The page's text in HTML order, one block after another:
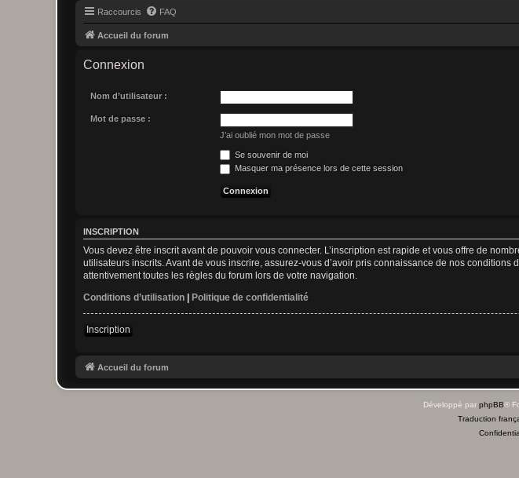
Raccourcis FAQ
Accueil du forum
Connexion
Nom d’utilisateur :
Mot de passe :
J’ai oublié mon mot de passe
Se souvenir de moi
Masquer ma présence lors de cette session
INSCRIPTION
Vous devez être inscrit avant de pouvoir vous connecter. L’inscription est rapide et vous offre de
utilisateurs inscrits. Avant de vous inscrire, assurez-vous d’avoir pris connaissance de nos
attentivement toutes les règles du forum lors de votre navigation.
Conditions d’utilisation | Politique de confidentialité
Inscription
Accueil du forum
Développé par phpBB®
Traduction